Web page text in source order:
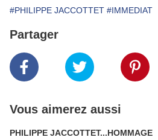
#PHILIPPE JACCOTTET #IMMEDIAT
Partager
Vous aimerez aussi
PHILIPPE JACCOTTET...HOMMAGE